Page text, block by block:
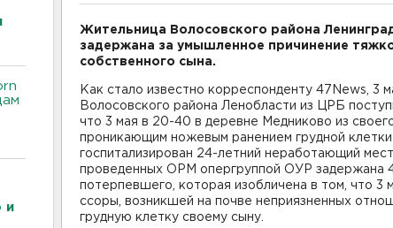
и
Жительница Волосовского района
задержана за умышленное причинение
собственного сына.
Как стало известно корреспонденту 47News, 3
Волосовского района Ленобласти из ЦРБ
что 3 мая в 20-40 в деревне Медниково из
проникающим ножевым ранением грудной
госпитализирован 24-летний неработающий
проведенных ОРМ опергруппой ОУР задержана
потерпевшего, которая изобличена в том, что 3
ссоры, возникшей на почве неприязненных
грудную клетку своему сыну.